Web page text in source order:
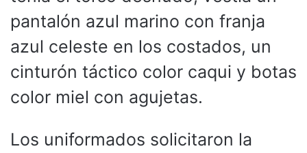
pantalón azul marino con franja
azul celeste en los costados, un
cinturón táctico color caqui y botas
color miel con agujetas.
Los uniformados solicitaron la